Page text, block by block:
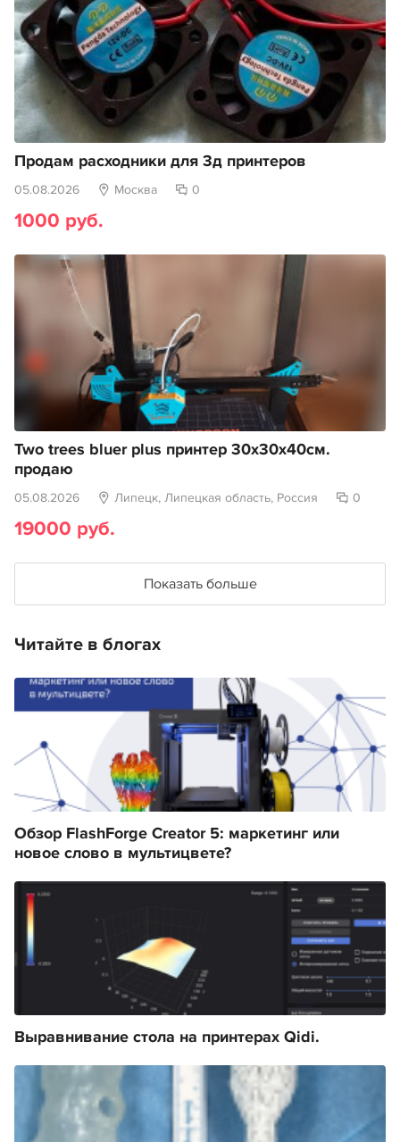
Продам расходники для 3д принтеров
05.08.2026 Москва 0
1000 руб.
Two trees bluer plus принтер 30х30х40см.
продаю
05.08.2026 Липецк, Липецкая область, Россия 0
19000 руб.
Показать больше
Читайте в блогах
Обзор FlashForge Creator 5: маркетинг или
новое слово в мультицвете?
Выравнивание стола на принтерах Qidi.